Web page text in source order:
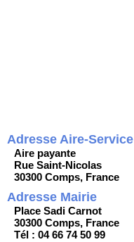
Adresse Aire-Service
Aire payante
Rue Saint-Nicolas
30300 Comps, France
Adresse Mairie
Place Sadi Carnot
30300 Comps, France
Tél : 04 66 74 50 99